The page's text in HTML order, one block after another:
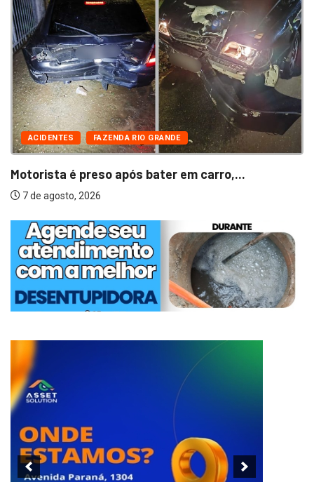
ACIDENTES FAZENDA RIO GRANDE
Motorista é preso após bater em carro,...
7 de agosto, 2026